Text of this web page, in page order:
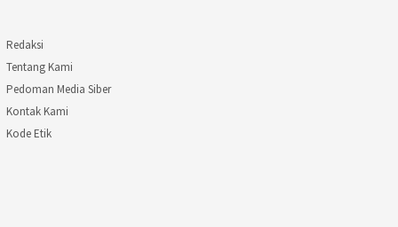
Redaksi
Tentang Kami
Pedoman Media Siber
Kontak Kami
Kode Etik